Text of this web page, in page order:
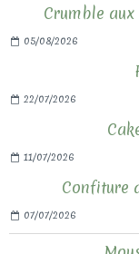
Crumble
05/08/2026
22/07/2026
11/07/2026
Confiture
07/07/2026